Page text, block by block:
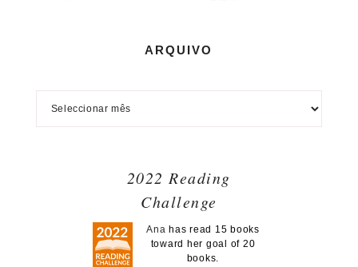
ARQUIVO
2022 Reading
Challenge
Ana has read 15 books
toward her goal of 20
books.